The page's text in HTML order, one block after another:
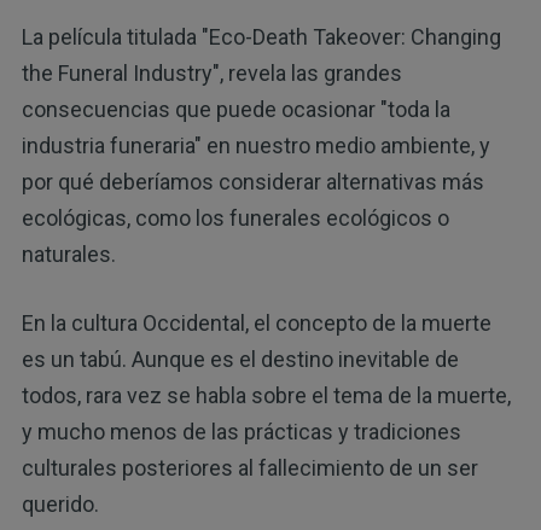
La película titulada "Eco-Death Takeover: Changing
the Funeral Industry", revela las grandes
consecuencias que puede ocasionar "toda la
industria funeraria" en nuestro medio ambiente, y
por qué deberíamos considerar alternativas más
ecológicas, como los funerales ecológicos o
naturales.
En la cultura Occidental, el concepto de la muerte
es un tabú. Aunque es el destino inevitable de
todos, rara vez se habla sobre el tema de la muerte,
y ​​mucho menos de las prácticas y tradiciones
culturales posteriores al fallecimiento de un ser
querido.